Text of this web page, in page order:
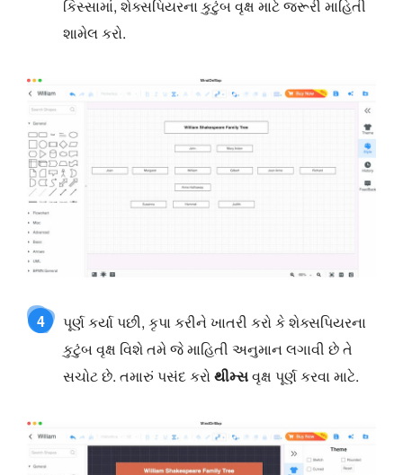
કિસ્સામાં, શેક્સપિયરના કુટુંબ વૃક્ષ માટે જરૂરી માહિતી
શામેલ કરો.
4
પૂર્ણ કર્યા પછી, કૃપા કરીને ખાતરી કરો કે શેક્સપિયરના
કુટુંબ વૃક્ષ વિશે તમે જે માહિતી અનુમાન લગાવી છે તે
સચોટ છે. તમારું પસંદ કરોથીમ્સવૃક્ષ પૂર્ણ કરવા માટે.